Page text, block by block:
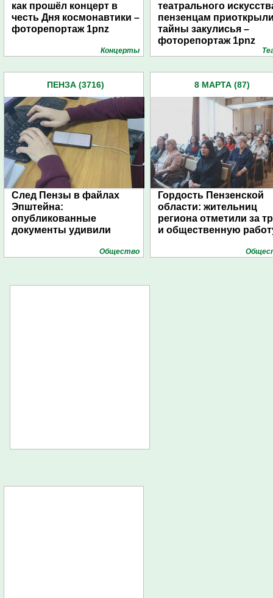
как прошёл концерт в
честь Дня космонавтики –
фоторепортаж 1pnz
Концерты
театрального
пензенцам
тайны закулисья –
фоторепортаж 1pnz
ПЕНЗА (3716)
След Пензы в файлах
Эпштейна:
опубликованные
документы удивили
Общество
8 МАРТА (87)
Гордость Пензенской
области: жительниц
региона отметили за
и общественную